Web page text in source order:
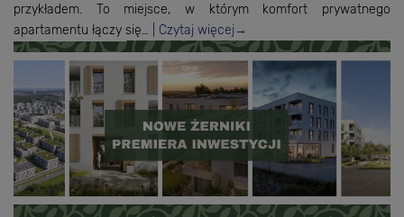
przykładem. To miejsce, w którym komfort prywatnego
apartamentu łączy się…
Czytaj więcej →